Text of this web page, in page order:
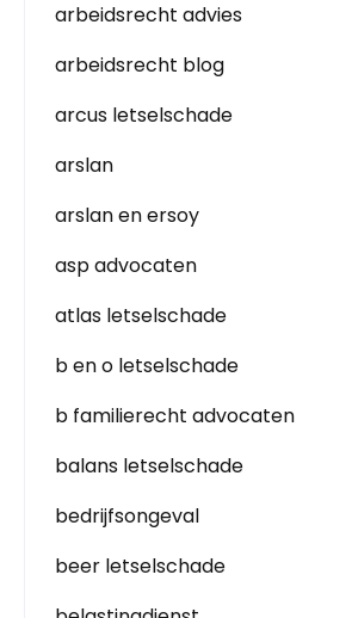
arbeidsrecht advies
arbeidsrecht blog
arcus letselschade
arslan
arslan en ersoy
asp advocaten
atlas letselschade
b en o letselschade
b familierecht advocaten
balans letselschade
bedrijfsongeval
beer letselschade